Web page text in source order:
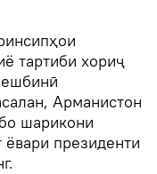
тартиби хориҷ
Арманистон
шарикони
президенти